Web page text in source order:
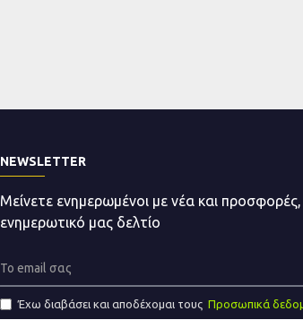
NEWSLETTER
Μείνετε ενημερωμένοι με νέα και
ενημερωτικό μας δελτίο
Έχω διαβάσει και αποδέχομαι τους Προσωπικά